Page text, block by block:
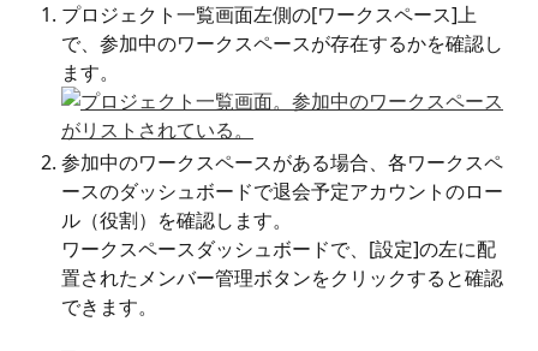
プロジェクト一覧画面左側の[ワークスペース]上
で、参加中のワークスペースが存在するかを確認し
ます。
参加中のワークスペースがある場合、各ワークスペ
ースのダッシュボードで退会予定アカウントのロー
ル（役割）を確認します。
ワークスペースダッシュボードで、[設定]の左に配
置されたメンバー管理ボタンをクリックすると確認
できます。